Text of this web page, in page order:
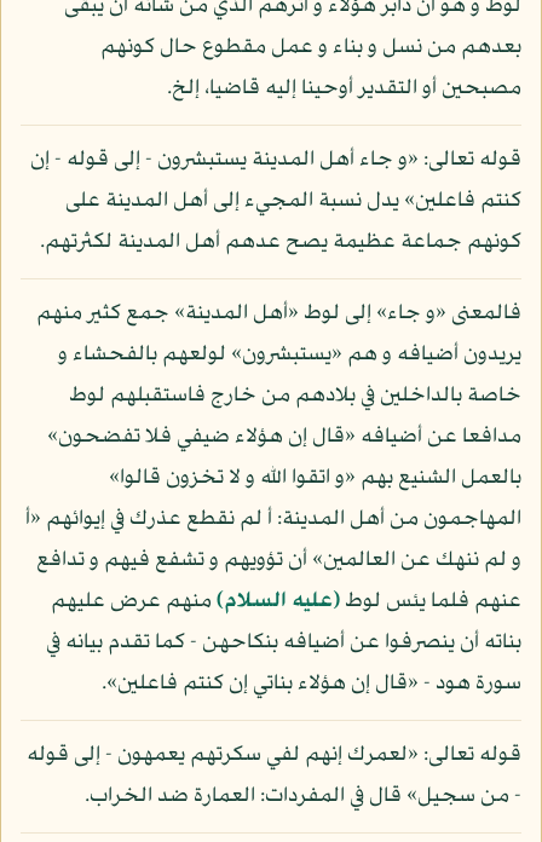
لوط و هو أن دابر هؤلاء و أثرهم الذي من شأنه أن يبقى
بعدهم من نسل و بناء و عمل مقطوع حال كونهم
مصبحين أو التقدير أوحينا إليه قاضيا، إلخ.
قوله تعالى: «و جاء أهل المدينة يستبشرون - إلى قوله - إن
كنتم فاعلين» يدل نسبة المجيء إلى أهل المدينة على
كونهم جماعة عظيمة يصح عدهم أهل المدينة لكثرتهم.
فالمعنى «و جاء» إلى لوط «أهل المدينة» جمع كثير منهم
يريدون أضيافه و هم «يستبشرون» لولعهم بالفحشاء و
خاصة بالداخلين في بلادهم من خارج فاستقبلهم لوط
مدافعا عن أضيافه «قال إن هؤلاء ضيفي فلا تفضحون»
بالعمل الشنيع بهم «و اتقوا الله و لا تخزون قالوا»
المهاجمون من أهل المدينة: أ لم نقطع عذرك في إيوائهم «أ
و لم ننهك عن العالمين» أن تؤويهم و تشفع فيهم و تدافع
عنهم فلما يئس لوط(عليه السلام)منهم عرض عليهم
بناته أن ينصرفوا عن أضيافه بنكاحهن - كما تقدم بيانه في
سورة هود - «قال إن هؤلاء بناتي إن كنتم فاعلين».
قوله تعالى: «لعمرك إنهم لفي سكرتهم يعمهون - إلى قوله
- من سجيل» قال في المفردات: العمارة ضد الخراب.